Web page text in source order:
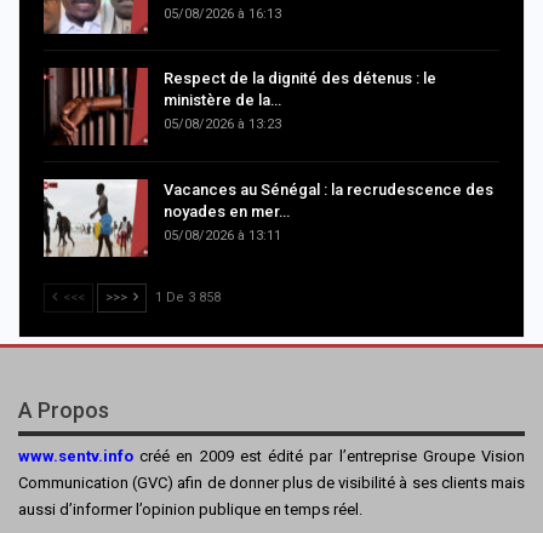
05/08/2026 à 16:13
Respect de la dignité des détenus : le
ministère de la…
05/08/2026 à 13:23
Vacances au Sénégal : la recrudescence des
noyades en mer…
05/08/2026 à 13:11
<<< >>> 1 De 3 858
A Propos
www.sentv.info créé en 2009 est édité par l’entreprise Groupe Vision
Communication (GVC) afin de donner plus de visibilité à ses clients mais
aussi d’informer l’opinion publique en temps réel.